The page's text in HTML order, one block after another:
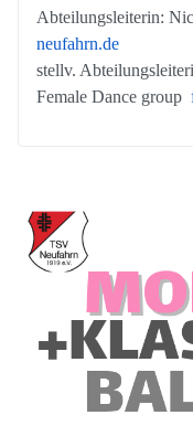
Abteilungsleiterin:
neufahrn.de
stellv.
Female Dance group